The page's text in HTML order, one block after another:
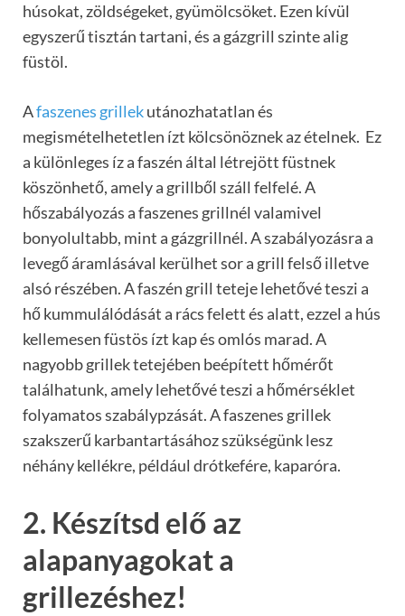
húsokat, zöldségeket, gyümölcsöket. Ezen kívül
egyszerű tisztán tartani, és a gázgrill szinte alig
füstöl.
Afaszenes grillekutánozhatatlan és
megismételhetetlen ízt kölcsönöznek az ételnek. Ez
a különleges íz a faszén által létrejött füstnek
köszönhető, amely a grillből száll felfelé. A
hőszabályozás a faszenes grillnél valamivel
bonyolultabb, mint a gázgrillnél. A szabályozásra a
levegő áramlásával kerülhet sor a grill felső illetve
alsó részében. A faszén grill teteje lehetővé teszi a
hő kummulálódását a rács felett és alatt, ezzel a hús
kellemesen füstös ízt kap és omlós marad. A
nagyobb grillek tetejében beépített hőmérőt
találhatunk, amely lehetővé teszi a hőmérséklet
folyamatos szabálypzását. A faszenes grillek
szakszerű karbantartásához szükségünk lesz
néhány kellékre, például drótkefére, kaparóra.
2. Készítsd elő az
alapanyagokat a
grillezéshez!